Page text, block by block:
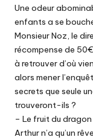
Une odeur
enfants a se
Monsieur Noz, le
récompense de
à retrouver d’où
alors mener
secrets que seule
trouveront-ils ?
– Le fruit du dragon
Arthur n’a qu’un